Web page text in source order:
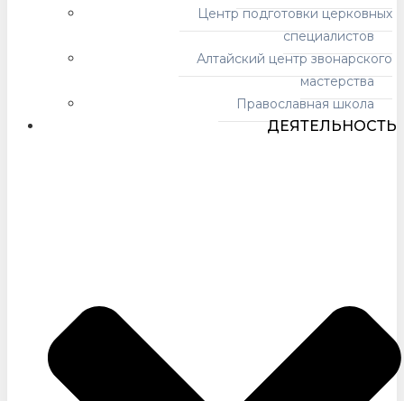
Центр подготовки церковных
специалистов
Алтайский центр звонарского
мастерства
Православная школа
ДЕЯТЕЛЬНОСТЬ